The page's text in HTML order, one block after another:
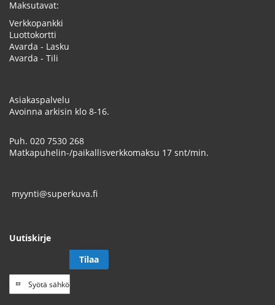
Maksutavat:
Verkkopankki
Luottokortti
Avarda - Lasku
Avarda - Tili
Asiakaspalvelu
Avoinna arkisin klo 8-16.
Puh. 020 7530 268
Matkapuhelin-/paikallisverkkomaksu 17 snt/min.
myynti@superkuva.fi
Uutiskirje
Tilaa
uutiskirje
Tilaa